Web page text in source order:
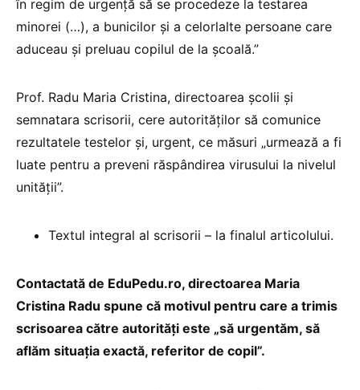
în regim de urgență să se procedeze la testarea
minorei (…), a bunicilor și a celorlalte persoane care
aduceau și preluau copilul de la școală.”
Prof. Radu Maria Cristina, directoarea școlii și
semnatara scrisorii, cere autorităților să comunice
rezultatele testelor și, urgent, ce măsuri „urmează a fi
luate pentru a preveni răspândirea virusului la nivelul
unității”.
Textul integral al scrisorii – la finalul articolului.
Contactată de EduPedu.ro, directoarea Maria
Cristina Radu spune că motivul pentru care a trimis
scrisoarea către autorități este „să urgentăm, să
aflăm situația exactă, referitor de copil”.